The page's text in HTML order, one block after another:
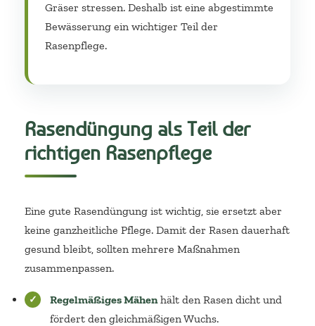
Gräser stressen. Deshalb ist eine abgestimmte
Bewässerung ein wichtiger Teil der
Rasenpflege.
Rasendüngung als Teil der
richtigen Rasenpflege
Eine gute Rasendüngung ist wichtig, sie ersetzt aber
keine ganzheitliche Pflege. Damit der Rasen dauerhaft
gesund bleibt, sollten mehrere Maßnahmen
zusammenpassen.
Regelmäßiges Mähenhält den Rasen dicht und
fördert den gleichmäßigen Wuchs.